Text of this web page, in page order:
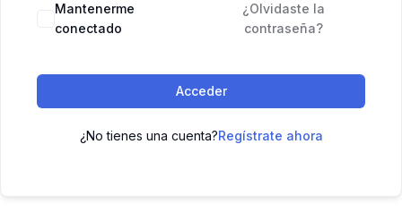
Mantenerme
conectado
¿Olvidaste la
contraseña?
Acceder
¿No tienes una cuenta?Regístrate ahora